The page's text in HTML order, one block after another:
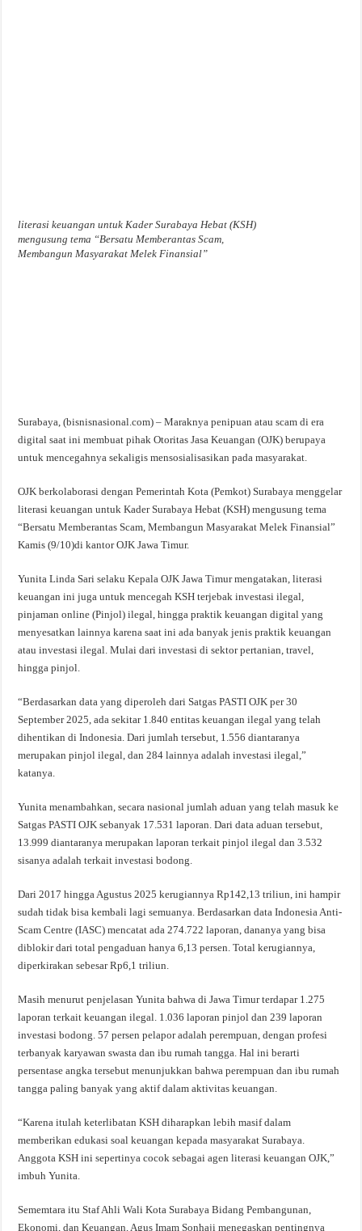
literasi keuangan untuk Kader Surabaya Hebat (KSH)
mengusung tema “Bersatu Memberantas Scam,
Membangun Masyarakat Melek Finansial”
Surabaya, (bisnisnasional.com) – Maraknya penipuan atau scam di era
digital saat ini membuat pihak Otoritas Jasa Keuangan (OJK) berupaya
untuk mencegahnya sekaligis mensosialisasikan pada masyarakat.
OJK berkolaborasi dengan Pemerintah Kota (Pemkot) Surabaya menggelar
literasi keuangan untuk Kader Surabaya Hebat (KSH) mengusung tema
“Bersatu Memberantas Scam, Membangun Masyarakat Melek Finansial”
Kamis (9/10)di kantor OJK Jawa Timur.
Yunita Linda Sari selaku Kepala OJK Jawa Timur mengatakan, literasi
keuangan ini juga untuk mencegah KSH terjebak investasi ilegal,
pinjaman online (Pinjol) ilegal, hingga praktik keuangan digital yang
menyesatkan lainnya karena saat ini ada banyak jenis praktik keuangan
atau investasi ilegal. Mulai dari investasi di sektor pertanian, travel,
hingga pinjol.
“Berdasarkan data yang diperoleh dari Satgas PASTI OJK per 30
September 2025, ada sekitar 1.840 entitas keuangan ilegal yang telah
dihentikan di Indonesia. Dari jumlah tersebut, 1.556 diantaranya
merupakan pinjol ilegal, dan 284 lainnya adalah investasi ilegal,”
katanya.
Yunita menambahkan, secara nasional jumlah aduan yang telah masuk ke
Satgas PASTI OJK sebanyak 17.531 laporan. Dari data aduan tersebut,
13.999 diantaranya merupakan laporan terkait pinjol ilegal dan 3.532
sisanya adalah terkait investasi bodong.
Dari 2017 hingga Agustus 2025 kerugiannya Rp142,13 triliun, ini hampir
sudah tidak bisa kembali lagi semuanya. Berdasarkan data Indonesia Anti-
Scam Centre (IASC) mencatat ada 274.722 laporan, dananya yang bisa
diblokir dari total pengaduan hanya 6,13 persen. Total kerugiannya,
diperkirakan sebesar Rp6,1 triliun.
Masih menurut penjelasan Yunita bahwa di Jawa Timur terdapar 1.275
laporan terkait keuangan ilegal. 1.036 laporan pinjol dan 239 laporan
investasi bodong. 57 persen pelapor adalah perempuan, dengan profesi
terbanyak karyawan swasta dan ibu rumah tangga. Hal ini berarti
persentase angka tersebut menunjukkan bahwa perempuan dan ibu rumah
tangga paling banyak yang aktif dalam aktivitas keuangan.
“Karena itulah keterlibatan KSH diharapkan lebih masif dalam
memberikan edukasi soal keuangan kepada masyarakat Surabaya.
Anggota KSH ini sepertinya cocok sebagai agen literasi keuangan OJK,”
imbuh Yunita.
Sememtara itu Staf Ahli Wali Kota Surabaya Bidang Pembangunan,
Ekonomi, dan Keuangan, Agus Imam Sonhaji menegaskan pentingnya